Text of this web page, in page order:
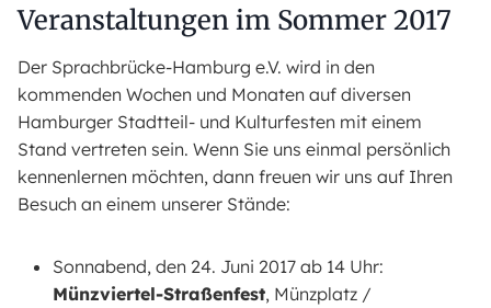
Veranstaltungen im Sommer 2017
Der Sprachbrücke-Hamburg e.V. wird in den
kommenden Wochen und Monaten auf diversen
Hamburger Stadtteil- und Kulturfesten mit einem
Stand vertreten sein. Wenn Sie uns einmal persönlich
kennenlernen möchten, dann freuen wir uns auf Ihren
Besuch an einem unserer Stände:
Sonnabend, den 24. Juni 2017 ab 14 Uhr:
Münzviertel-Straßenfest, Münzplatz /